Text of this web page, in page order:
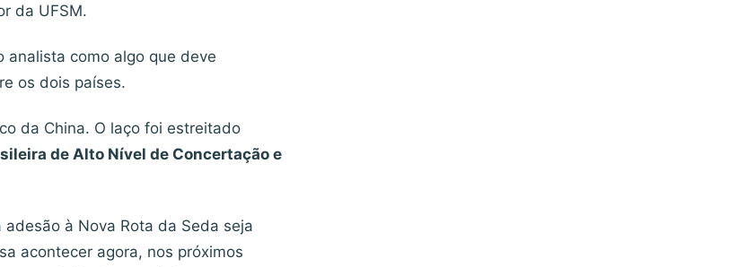
da UFSM.
como algo que deve
os dois países.
da China. O laço foi estreitado
de Alto Nível de Concertação e
à Nova Rota da Seda seja
acontecer agora, nos próximos